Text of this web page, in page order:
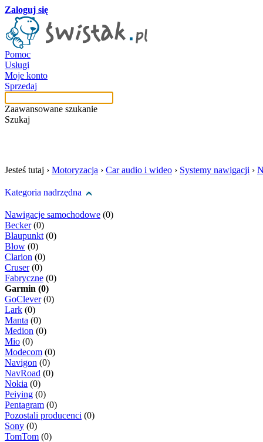
Zaloguj się
Pomoc
Usługi
Moje konto
Sprzedaj
Zaawansowane szukanie
Szukaj
Jesteś tutaj › Motoryzacja › Car audio i wideo › Systemy nawigacji ›
Kategoria nadrzędna
Nawigacje samochodowe (0)
Becker(0)
Blaupunkt (0)
Blow (0)
Clarion (0)
Cruser(0)
Fabryczne (0)
Garmin (0)
GoClever(0)
Lark (0)
Manta (0)
Medion (0)
Mio (0)
Modecom (0)
Navigon (0)
NavRoad (0)
Nokia (0)
Peiying (0)
Pentagram (0)
Pozostali producenci (0)
Sony (0)
TomTom (0)